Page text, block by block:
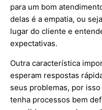
para um bom
delas é a empatia, ou
lugar do cliente e
expectativas.
Outra característica
esperam respostas
seus problemas, por
tenha processos bem